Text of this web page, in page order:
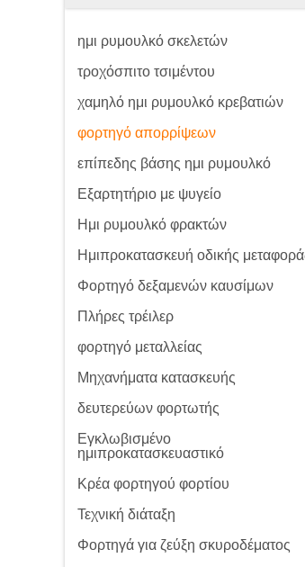
ημι ρυμουλκό σκελετών
τροχόσπιτο τσιμέντου
χαμηλό ημι ρυμουλκό κρεβατιών
φορτηγό απορρίψεων
επίπεδης βάσης ημι ρυμουλκό
Εξαρτητήριο με ψυγείο
Ημι ρυμουλκό φρακτών
Ημιπροκατασκευή οδικής
Φορτηγό δεξαμενών καυσίμων
Πλήρες τρέιλερ
φορτηγό μεταλλείας
Μηχανήματα κατασκευής
δευτερεύων φορτωτής
Εγκλωβισμένο
ημιπροκατασκευαστικό
Κρέα φορτηγού φορτίου
Τεχνική διάταξη
Φορτηγά για ζεύξη σκυροδέματος